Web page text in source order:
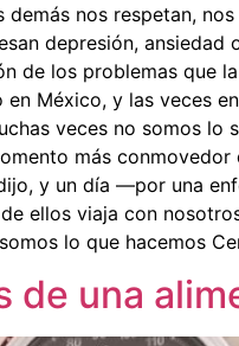
nos respetan,
depresión,
los problemas que
México, y las veces
veces no somos lo
más
y un día —por una
ellos viaja con
lo que hacemos
de una